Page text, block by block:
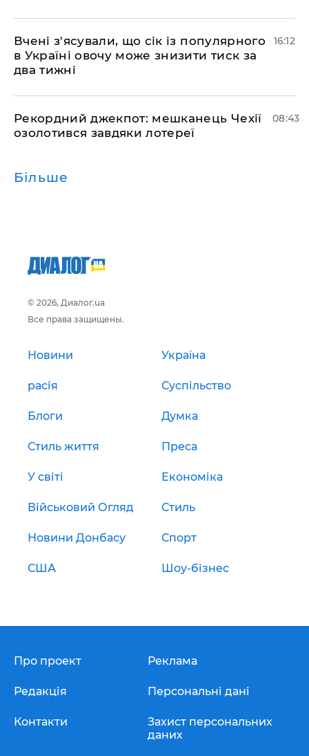
Вчені з'ясували, що сік із популярного
в Україні овочу може знизити тиск за
два тижні
16:12
Рекордний джекпот: мешканець Чехії
озолотився завдяки лотереї
08:43
Більше
© 2026, Диалог.ua
Все права защищены.
Новини Україна
расія Суспільство
Блоги Думка
Стиль життя Преса
У світі Економіка
Військовий Огляд Стиль
Новини Донбасу Спорт
США Шоу-бізнес
Про проект
Редакція
Контакти
Реклама
Персональні дані
Захист персональних
даних